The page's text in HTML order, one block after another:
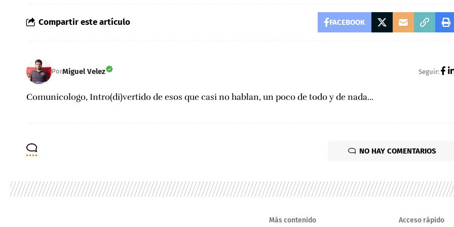
Compartir este artículo FACEBOOK
PorMiguel Velez Seguir:
Comunicologo, Intro(di)vertido de esos que casi no hablan, un poco de todo y de nada...
NO HAY COMENTARIOS
Más contenido Acceso rápido